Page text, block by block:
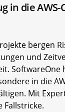
in die AWS-
bergen
und
SoftwareOne
in die
Mit
Fallstricke.